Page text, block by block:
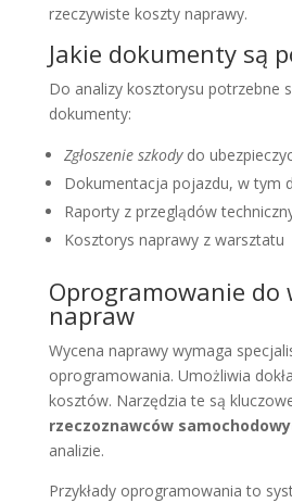
rzeczywiste koszty naprawy.
Jakie dokumenty są
Do analizy kosztorysu potrzebne
dokumenty:
Zgłoszenie szkodydo
Dokumentacja pojazdu, w tym
Raporty z przeglądów
Kosztorys naprawy z warsztatu
Oprogramowanie do
napraw
Wycena naprawy wymaga
oprogramowania. Umożliwia
kosztów. Narzędzia te są
rzeczoznawców
analizie.
Przykłady oprogramowania to